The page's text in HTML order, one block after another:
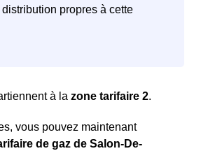
propres à cette
à la zone tarifaire 2.
vous pouvez maintenant
de gaz de Salon-De-